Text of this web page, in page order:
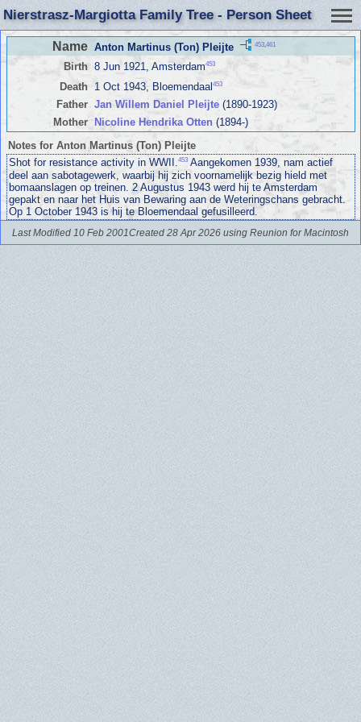
Nierstrasz-Margiotta Family Tree - Person Sheet
Name Anton Martinus (Ton) Pleijte 453, 461
Birth 8 Jun 1921, Amsterdam453
Death 1 Oct 1943, Bloemendaal 453
Father Jan Willem Daniel Pleijte(1890-1923)
Mother
Nicoline Hendrika Otten(1894-)
Notes for Anton Martinus (Ton) Pleijte
Shot for resistance activity in WWII.453 Aangekomen 1939, nam actief
deel aan sabotagewerk, waarbij hij zich voornamelijk bezig hield met
bomaanslagen op treinen. 2 Augustus 1943 werd hij te Amsterdam
gepakt en naar het Huis van Bewaring aan de Weteringschans gebracht.
Op 1 October 1943 is hij te Bloemendaal gefusilleerd.
Last Modified 10 Feb 2001Created 28 Apr 2026 using Reunion for Macintosh